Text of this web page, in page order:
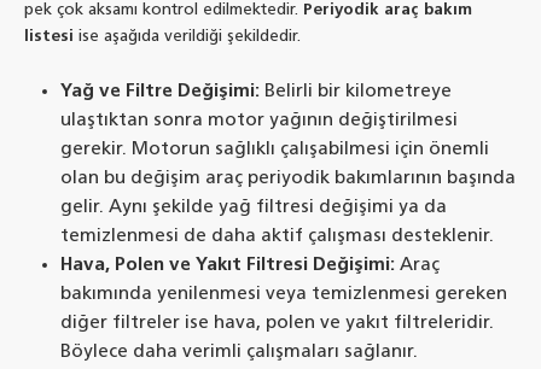
pek çok aksamı kontrol edilmektedir. Periyodik araç bakım
listesi ise aşağıda verildiği şekildedir.
Yağ ve Filtre Değişimi: Belirli bir kilometreye
ulaştıktan sonra motor yağının değiştirilmesi
gerekir. Motorun sağlıklı çalışabilmesi için önemli
olan bu değişim araç periyodik bakımlarının başında
gelir. Aynı şekilde yağ filtresi değişimi ya da
temizlenmesi de daha aktif çalışması desteklenir.
Hava, Polen ve Yakıt Filtresi Değişimi: Araç
bakımında yenilenmesi veya temizlenmesi gereken
diğer filtreler ise hava, polen ve yakıt filtreleridir.
Böylece daha verimli çalışmaları sağlanır.